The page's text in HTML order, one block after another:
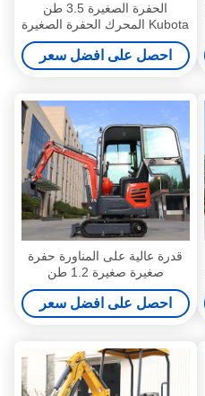
الحفرة الصغيرة 3.5 طن
Kubota المحرك الحفرة الصغيرة
CE EPA EURO5 الحفرة
الصغيرة
احصل على افضل سعر
قدرة عالية على المناورة حفرة
صغيرة صغيرة 1.2 طن
2870mm طول النقل
احصل على افضل سعر